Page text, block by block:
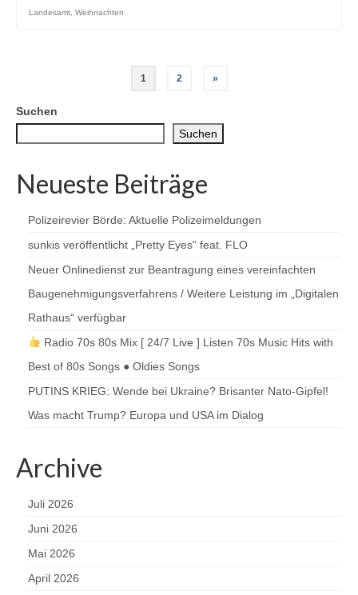
Landesamt Weihnachten
Seitennummerierung
der
Beiträge
1 2 »
Suchen
Suchen
Neueste Beiträge
Polizeirevier Börde: Aktuelle Polizeimeldungen
sunkis veröffentlicht „Pretty Eyes“ feat. FLO
Neuer Onlinedienst zur Beantragung eines vereinfachten
Baugenehmigungsverfahrens / Weitere Leistung im „Digitalen
Rathaus“ verfügbar
Radio 70s 80s Mix [ 24/7 Live ] Listen 70s Music Hits with
Best of 80s Songs ● Oldies Songs
PUTINS KRIEG: Wende bei Ukraine? Brisanter Nato-Gipfel!
Was macht Trump? Europa und USA im Dialog
Archive
Juli 2026
Juni 2026
Mai 2026
April 2026